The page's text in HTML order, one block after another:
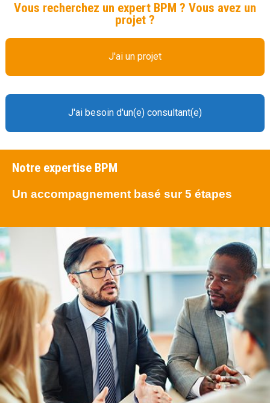
Vous recherchez un expert BPM ? Vous avez un
projet ?
J'ai un projet
J'ai besoin d'un(e) consultant(e)
Notre expertise BPM
Un accompagnement basé sur 5 étapes